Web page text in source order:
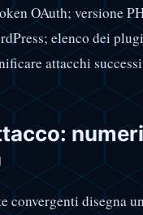
OAuth; versione
elenco dei
attacchi
convergenti disegna